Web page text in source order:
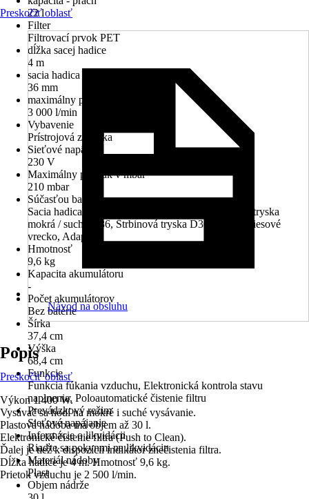
22 l
Filter
Filtrovací prvok PET
dĺžka sacej hadice
4 m
sacia hadica - priemer
36 mm
maximálny prúd vzduchu
3 000 l/min
Vybavenie
Prístrojová zásuvka
Sieťové napätie
230 V
Maximálny podtlak v mbar
210 mbar
Súčasťou balenia
Sacia hadica s rúrkou z nerezovej ocele, Podlahová tryska
mokrá / suchá D36, Štrbinová tryska D36 x 200, Vliesové
vrecko, Adaptér
Hmotnosť
9,6 kg
Kapacita akumulátoru
-
Počet akumulátorov
Bez batérie
Šírka
37,4 cm
Výška
68,4 cm
Funkcie
Funkcia fúkania vzduchu, Elektronická kontrola stavu
naplnenia, Poloautomatické čistenie filtru
Prevádzkový režim
Sieťové napájanie
Informácie o likvidácii
Riaďte sa pokynmi na likvidáciu
Materiál nádoby
Plast
Objem nádrže
Preskočiť oblasť
Návod na obsluhu
Popis
Preskočiť oblasť
Výkon 1 400 W.
Vysávač sa hodí na mokré i suché vysávanie.
Plastová nádoba má objem až 30 l.
Elektronické čistenie filtra (Push to Clean).
Ďalej je tiež k dispozícii indikátor znečistenia filtra.
Dĺžka hadice je 4 m. Hmotnosť 9,6 kg.
Prietok vzduchu je 2 500 l/min.